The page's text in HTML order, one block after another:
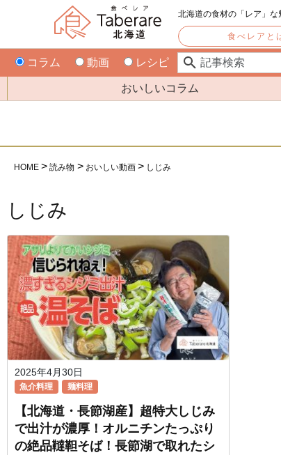
北海道の食材の「レア」
食べレアと
コラム 動画 レシピ
おいしいコラム
HOME 読み物 おいしい動画 しじみ
しじみ
2025年4月30日
魚介料理 麺料理
【北海道・長節湖産】超特大しじみ
で出汁が濃厚！オルニチンたっぷり
の絶品韃靼そば！長節湖で取れたシ